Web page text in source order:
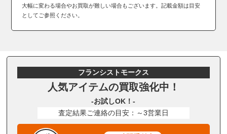
大幅に変わる場合やお買取が難しい場合もございます。記載金額は目安
としてご参照ください。
フランシストモークス
人気アイテムの買取強化中！
-お試しOK！-
査定結果ご連絡の目安：～3営業日